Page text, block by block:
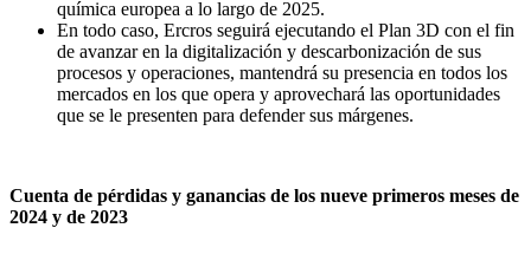
química europea a lo largo de 2025.
En todo caso, Ercros seguirá ejecutando el Plan 3D con el fin
de avanzar en la digitalización y descarbonización de sus
procesos y operaciones, mantendrá su presencia en todos los
mercados en los que opera y aprovechará las oportunidades
que se le presenten para defender sus márgenes.
Cuenta de pérdidas y ganancias de los nueve primeros meses de
2024 y de 2023